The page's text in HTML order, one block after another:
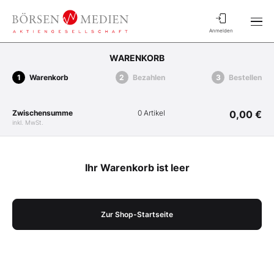
Anmelden
WARENKORB
Warenkorb Bezahlen Bestellen
Zwischensumme
inkl. MwSt.
0 Artikel 0,00 €
Ihr Warenkorb ist leer
Zur Shop-Startseite